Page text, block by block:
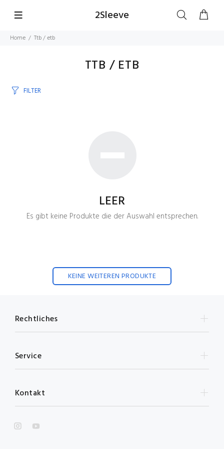
2Sleeve
Home Ttb / etb
TTB / ETB
FILTER
LEER
Es gibt keine Produkte die der Auswahl entsprechen.
KEINE WEITEREN PRODUKTE
Rechtliches
Service
Kontakt